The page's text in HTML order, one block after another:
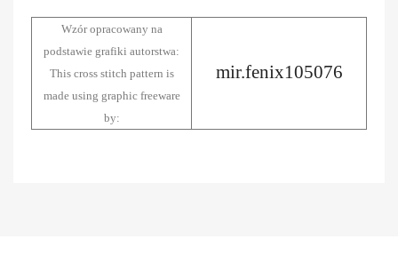
Wzór opracowany na
podstawie grafiki autorstwa:
This cross stitch pattern is
made using graphic freeware
by:
mir.fenix105076